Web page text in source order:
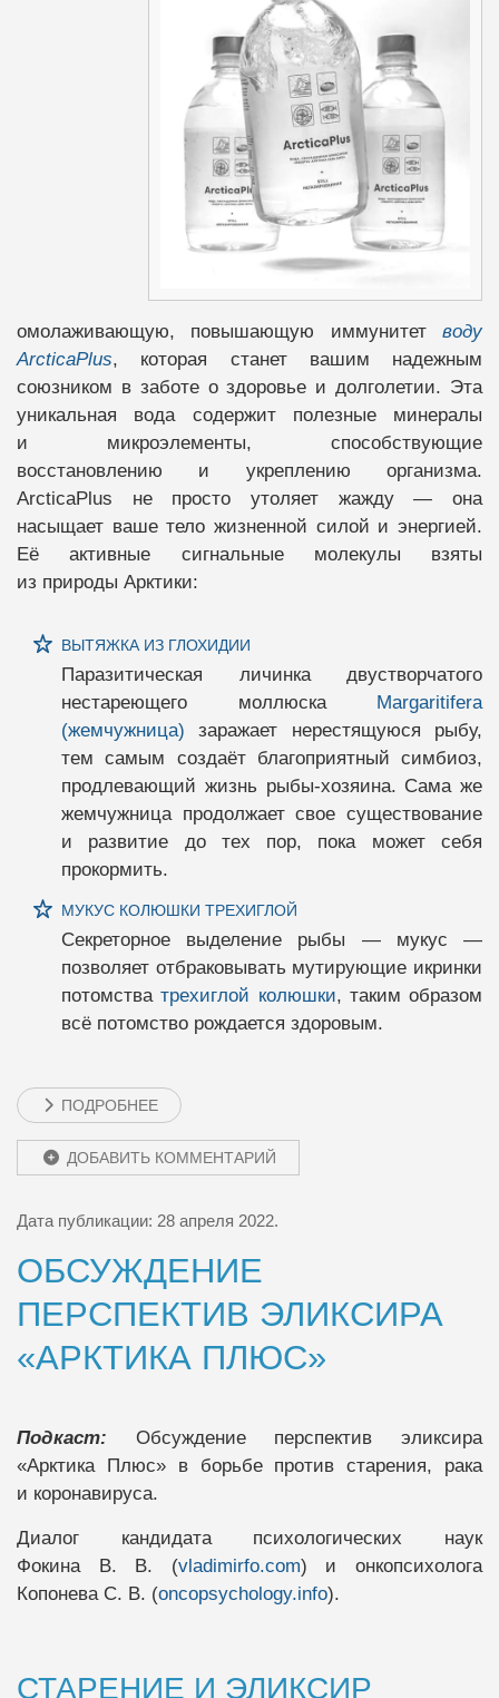
омолаживающую, повышающую иммунитет воду
ArcticaPlus, которая станет вашим надежным
союзником в заботе о здоровье и долголетии. Эта
уникальная вода содержит полезные минералы
и микроэлементы, способствующие
восстановлению и укреплению организма.
ArcticaPlus не просто утоляет жажду — она
насыщает ваше тело жизненной силой и энергией.
Её активные сигнальные молекулы взяты
из природы Арктики:
ВЫТЯЖКА ИЗ ГЛОХИДИИ
Паразитическая личинка двустворчатого
нестареющего моллюска Margaritifera
(жемчужница) заражает нерестящуюся рыбу,
тем самым создаёт благоприятный симбиоз,
продлевающий жизнь рыбы-хозяина. Сама же
жемчужница продолжает свое существование
и развитие до тех пор, пока может себя
прокормить.
МУКУС КОЛЮШКИ ТРЕХИГЛОЙ
Секреторное выделение рыбы — мукус —
позволяет отбраковывать мутирующие икринки
потомстватрехиглой колюшки, таким образом
всё потомство рождается здоровым.
ПОДРОБНЕЕ
ДОБАВИТЬ КОММЕНТАРИЙ
Дата публикации: 28 апреля 2022.
ОБСУЖДЕНИЕ
ПЕРСПЕКТИВ ЭЛИКСИРА
«АРКТИКА ПЛЮС»
Подкаст: Обсуждение перспектив эликсира
«Арктика Плюс» в борьбе против старения, рака
и коронавируса.
Диалог кандидата психологических наук
Фокина В. В. (vladimirfo.com) и онкопсихолога
Копонева С. В. (oncopsychology.info).
СТАРЕНИЕ И ЭЛИКСИР